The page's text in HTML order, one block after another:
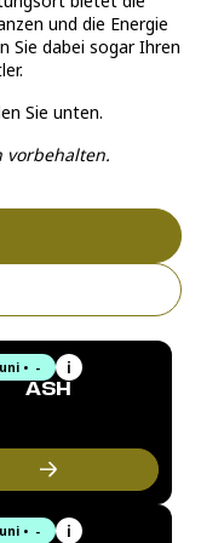
und die Energie
Sie dabei sogar Ihren
Sie unten.
vorbehalten.
• -
ASH
und Produzent,
Musik mit
ägyptischen und
Er hat weltweit über
• -